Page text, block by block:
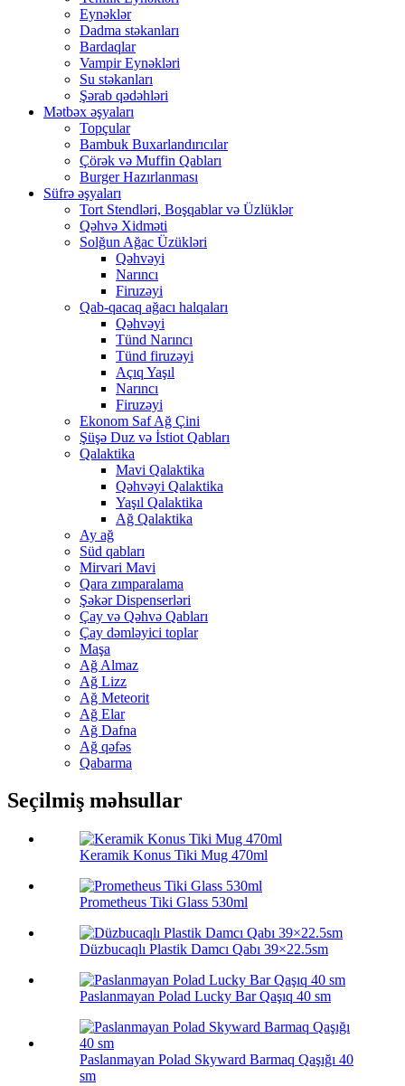
Eynəklər
Dadma stəkanları
Bardaqlar
Vampir Eynəkləri
Su stəkanları
Şərab qədəhləri
Mətbəx əşyaları
Topçular
Bambuk Buxarlandırıcılar
Çörək və Muffin Qabları
Burger Hazırlanması
Süfrə əşyaları
Tort Stendləri, Boşqablar və Üzlüklər
Qəhvə Xidməti
Solğun Ağac Üzükləri
Qəhvəyi
Narıncı
Firuzəyi
Qab-qacaq ağacı halqaları
Qəhvəyi
Tünd Narıncı
Tünd firuzəyi
Açıq Yaşıl
Narıncı
Firuzəyi
Ekonom Saf Ağ Çini
Şüşə Duz və İstiot Qabları
Qalaktika
Mavi Qalaktika
Qəhvəyi Qalaktika
Yaşıl Qalaktika
Ağ Qalaktika
Ay ağ
Süd qabları
Mirvari Mavi
Qara zımparalama
Şəkər Dispenserləri
Çay və Qəhvə Qabları
Çay dəmləyici toplar
Maşa
Ağ Almaz
Ağ Lizz
Ağ Meteorit
Ağ Elar
Ağ Dafna
Ağ qəfəs
Qabarma
Seçilmiş məhsullar
Keramik Konus Tiki Mug 470ml
Prometheus Tiki Glass 530ml
Düzbucaqlı Plastik Damcı Qabı 39×22.5sm
Paslanmayan Polad Lucky Bar Qaşıq 40 sm
Paslanmayan Polad Skyward Barmaq Qaşığı 40
sm